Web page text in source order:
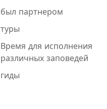
был партнером
туры
Время для исполнения
различных заповедей
гиды